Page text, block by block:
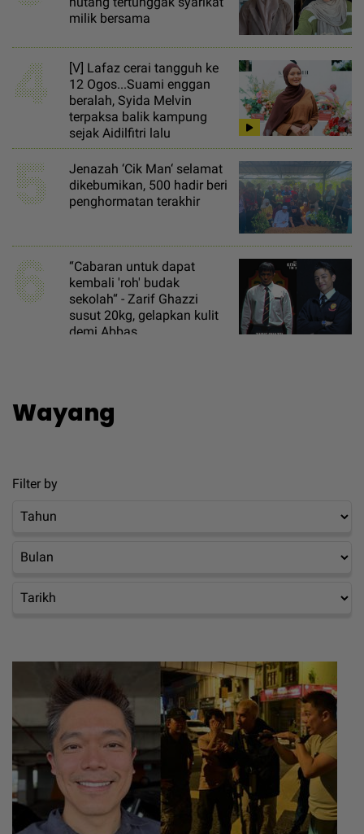
Wayang
Filter by
milik bersama
4
[V] Lafaz cerai tangguh ke
12 Ogos...Suami enggan
beralah, Syida Melvin
terpaksa balik kampung
sejak Aidilfitri lalu
5
Jenazah ‘Cik Man‘ selamat
dikebumikan, 500 hadir beri
penghormatan terakhir
6
“Cabaran untuk dapat
kembali 'roh' budak
sekolah“ - Zarif Ghazzi
susut 20kg, gelapkan kulit
demi Abbas